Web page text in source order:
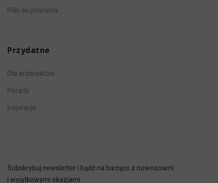
Pliki do pobrania
Przydatne
Dla architektów
Porady
Inspiracje
Subskrybuj newsletter i bądź na bieżąco z nowościami
i wyjątkowymi okazjami